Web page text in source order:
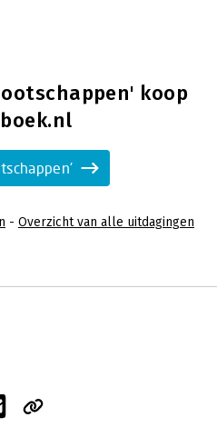
koop
- Overzicht van alle uitdagingen